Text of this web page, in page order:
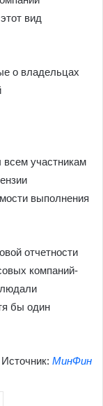
вид
о владельцах
участникам
выполнения
отчетности
компаний-
бы один
Источник: МинФин